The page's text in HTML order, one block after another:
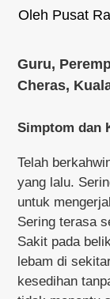
Oleh Pusat
Guru,
Cheras,
Simptom dan
Telah
yang lalu.
untuk
Sering terasa
Sakit pada
lebam di
kesedihan